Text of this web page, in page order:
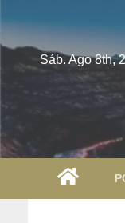
Sáb. Ago 8th,